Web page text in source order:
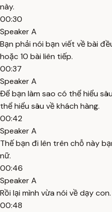
này.
00:30
Speaker A
Bạn phải nói bạn viết về bài
hoặc 10 bài liên tiếp.
00:37
Speaker A
Để bạn làm sao có thể hiểu
thể hiểu sâu về khách hàng.
00:42
Speaker A
Thế bạn đi lên trên chỗ này
nữ.
00:46
Speaker A
Rồi lại mình vừa nói về dạy con.
00:48